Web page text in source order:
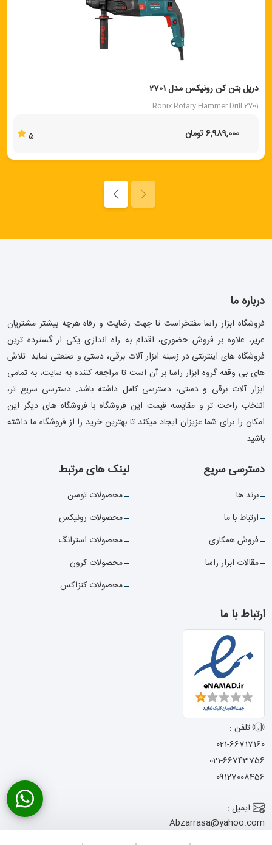
دریل بتن کن رونیکس مدل 2701
Ronix Rotary Hammer Drill 2701
6,989,000 تومان 5
درباره ما
فروشگاه ابزار راسا مفتخراست تا جهت رضایت و رفاه هرچه بیشتر مشتریان
عزیز، علاوه بر فروش حضوری، اقدام به راه اندازی یکی از گسترده ترین
فروشگاه های اینترنتی در زمینه ابزار آلات برقی، دستی و صنعتی نماید. تلاش
های بی وقفه گروه ابزار راسا بر آن است تا مراجعه کننده به سایت، به تمامی
ابزار آلات برقی و دستی، دسترسی کامل داشته باشد. دسترسی سریع تر،
انتخاب راحت تر و مقایسه قیمت این فروشگاه با فروشگاه های دیگر این
امکان را برای شما عزیزان ایجاد میکند تا بهترین خرید را از فروشگاه ما داشته
باشید.
دسترسی سریع
برند ها
ارتباط با ما
فروش همکاری
مقالات ابزار راسا
لینک های مرتبط
محصولات توسن
محصولات رونیکس
محصولات استرانگ
محصولات کرون
محصولات کنزاکس
ارتباط با ما
تلفن :
021-66717160
021-66743756
09127008456
ایمیل :
Abzarrasa@yahoo.com
آدرس :
تهران - خیابان امام